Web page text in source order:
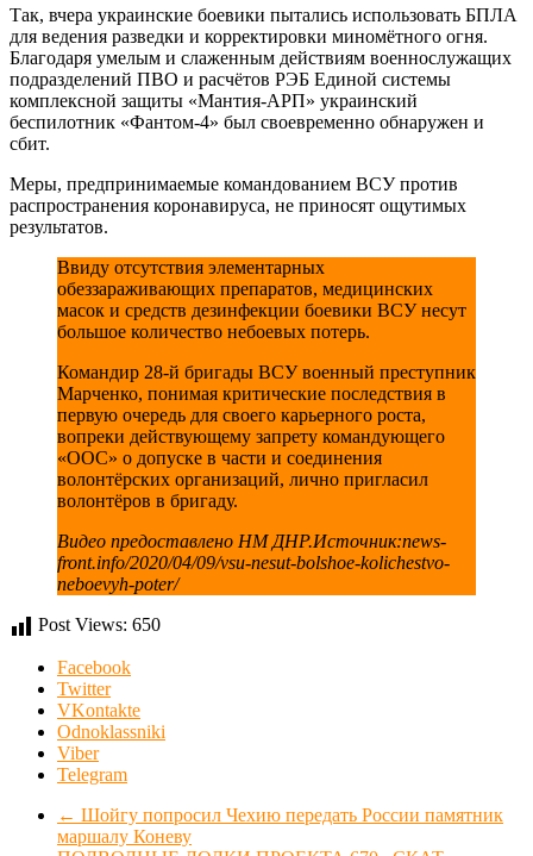
Так, вчера украинские боевики пытались использовать БПЛА
для ведения разведки и корректировки миномётного огня.
Благодаря умелым и слаженным действиям военнослужащих
подразделений ПВО и расчётов РЭБ Единой системы
комплексной защиты «Мантия-АРП» украинский
беспилотник «Фантом-4» был своевременно обнаружен и
сбит.
Меры, предпринимаемые командованием ВСУ против
распространения коронавируса, не приносят ощутимых
результатов.
Ввиду отсутствия элементарных
обеззараживающих препаратов, медицинских
масок и средств дезинфекции боевики ВСУ несут
большое количество небоевых потерь.
Командир 28-й бригады ВСУ военный преступник
Марченко, понимая критические последствия в
первую очередь для своего карьерного роста,
вопреки действующему запрету командующего
«ООС» о допуске в части и соединения
волонтёрских организаций, лично пригласил
волонтёров в бригаду.
Видео предоставлено НМ ДНР.Источник:news-
front.info/2020/04/09/vsu-nesut-bolshoe-kolichestvo-
neboevyh-poter/
Post Views: 650
Facebook
Twitter
VKontakte
Odnoklassniki
Viber
Telegram
← Шойгу попросил Чехию передать России памятник
маршалу Коневу